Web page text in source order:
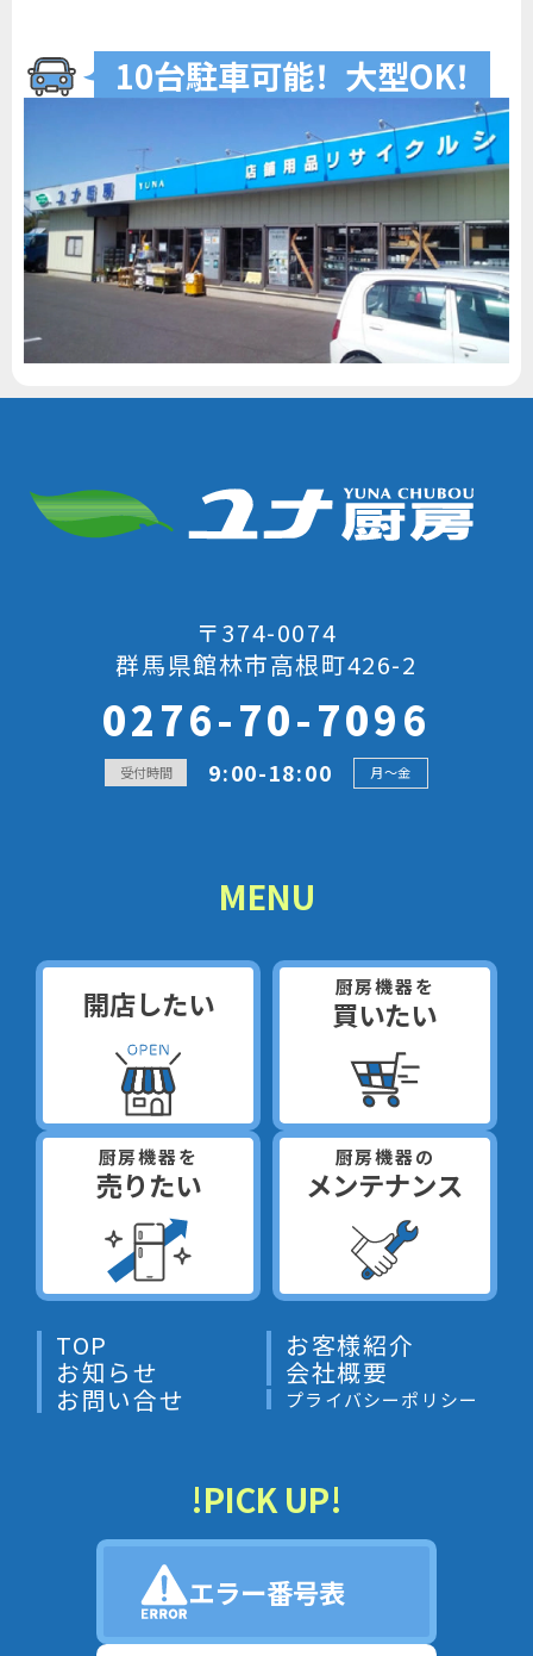
10台駐車可能！ 大型OK！
〒374-0074
群馬県館林市高根町426-2
0276-70-7096
受付時間 9:00-18:00 月～金
MENU
開店したい 厨房機器を
買いたい
厨房機器を
売りたい
厨房機器の
メンテナンス
TOP お客様紹介
お知らせ 会社概要
お問い合せ プライバシーポリシー
!PICK UP!
エラー番号表